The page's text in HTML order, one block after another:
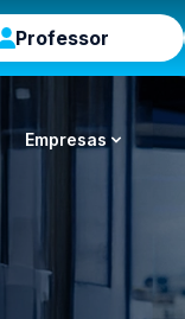
Professor
Empresas